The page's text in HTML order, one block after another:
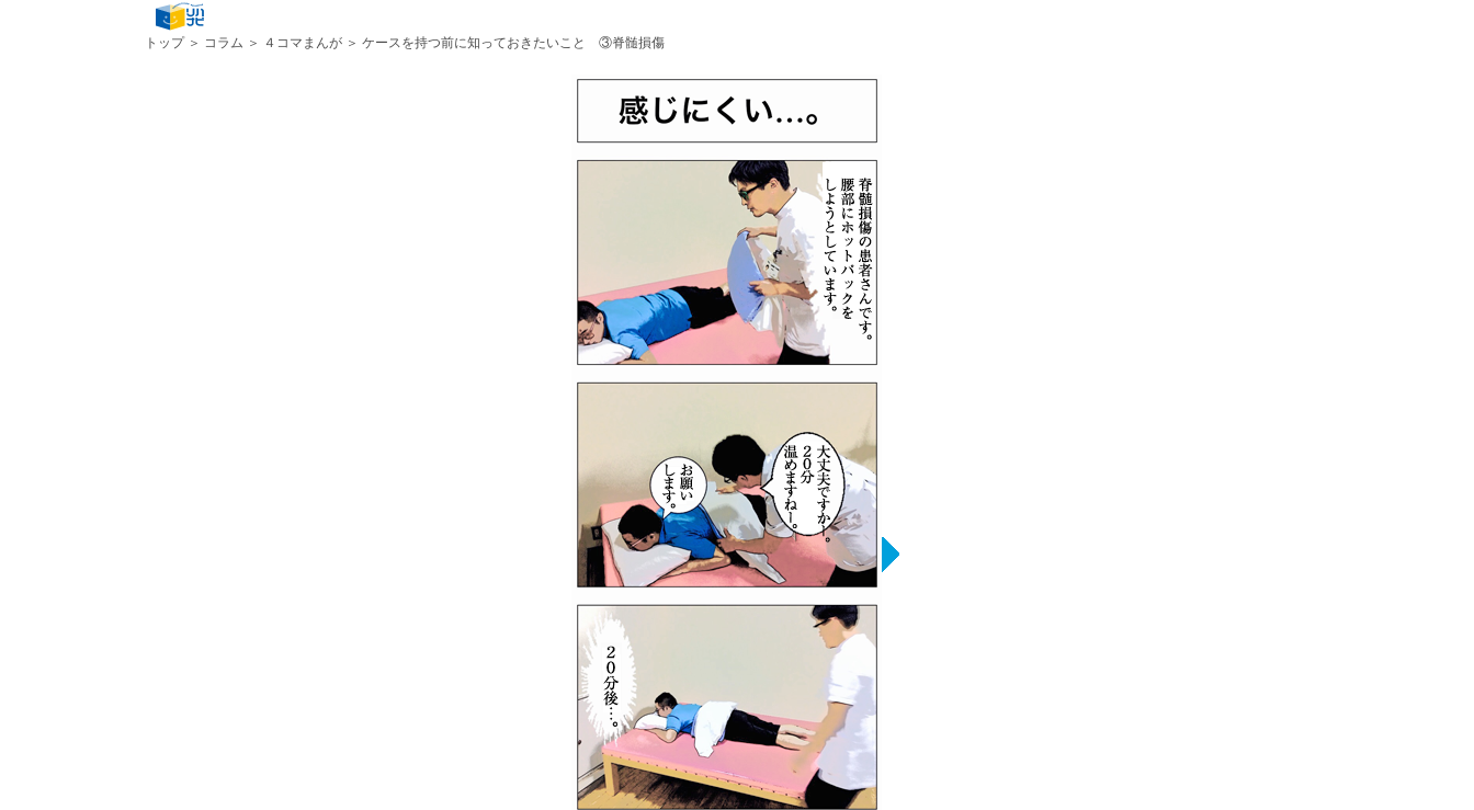
トップ＞ コラム ＞ ４コマまんが ＞ ケースを持つ前に知っておきたいこと ③脊髄損傷